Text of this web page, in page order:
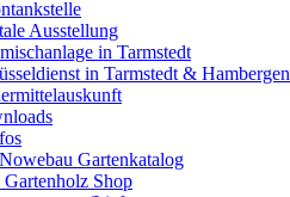
Ausstellung
in Tarmstedt
in Tarmstedt & Hambergen
Gartenkatalog
Gartenholz Shop